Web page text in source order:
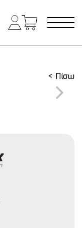
< Πίσω